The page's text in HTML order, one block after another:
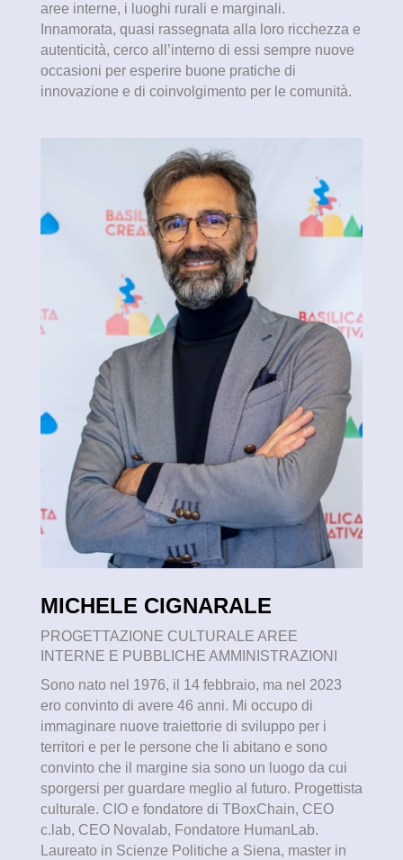
aree interne, i luoghi rurali e marginali.
Innamorata, quasi rassegnata alla loro ricchezza e
autenticità, cerco all’interno di essi sempre nuove
occasioni per esperire buone pratiche di
innovazione e di coinvolgimento per le comunità.
MICHELE CIGNARALE
PROGETTAZIONE CULTURALE AREE
INTERNE E PUBBLICHE AMMINISTRAZIONI
Sono nato nel 1976, il 14 febbraio, ma nel 2023
ero convinto di avere 46 anni. Mi occupo di
immaginare nuove traiettorie di sviluppo per i
territori e per le persone che li abitano e sono
convinto che il margine sia sono un luogo da cui
sporgersi per guardare meglio al futuro. Progettista
culturale. CIO e fondatore di TBoxChain, CEO
c.lab, CEO Novalab, Fondatore HumanLab.
Laureato in Scienze Politiche a Siena, master in